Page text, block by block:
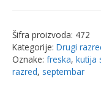
Šifra proizvoda: 472
Kategorije: Drugi
Oznake: freska, kutija
razred, septembar